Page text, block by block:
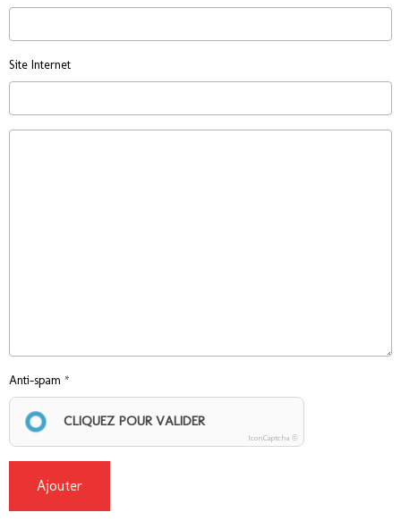
Site Internet
Anti-spam
CLIQUEZ POUR VALIDER
IconCaptcha ©
Ajouter